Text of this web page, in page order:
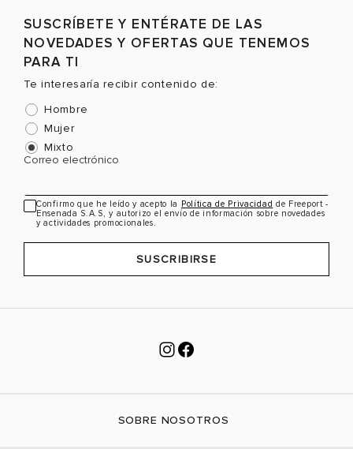
SUSCRÍBETE Y ENTÉRATE DE LAS
NOVEDADES Y OFERTAS QUE TENEMOS
PARA TI
Te interesaría recibir contenido de:
Hombre
Mujer
Mixto
Correo electrónico
Confirmo que he leído y acepto la Política de Privacidad de Freeport -
Ensenada S.A.S, y autorizo el envío de información sobre novedades
y actividades promocionales.
SUSCRIBIRSE
SOBRE NOSOTROS